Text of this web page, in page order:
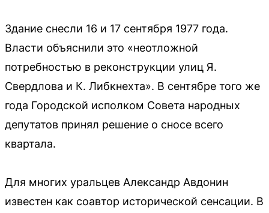
Здание снесли 16 и 17 сентября 1977 года.
Власти объяснили это «неотложной
потребностью в реконструкции улиц Я.
Свердлова и К. Либкнехта». В сентябре того же
года Городской исполком Совета народных
депутатов принял решение о сносе всего
квартала.
Для многих уральцев Александр Авдонин
известен как соавтор исторической сенсации. В